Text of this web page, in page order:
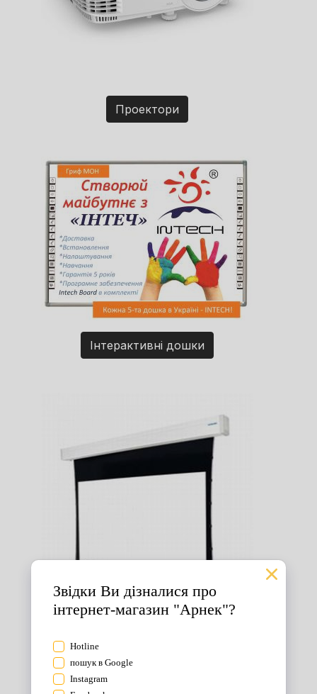
Проектори
Інтерактивні дошки